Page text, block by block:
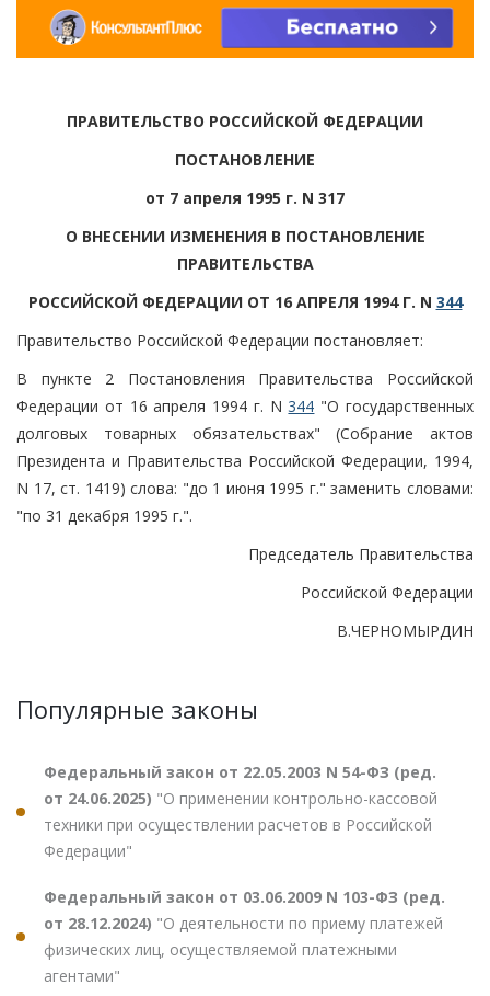
ПРАВИТЕЛЬСТВО РОССИЙСКОЙ ФЕДЕРАЦИИ
ПОСТАНОВЛЕНИЕ
от 7 апреля 1995 г. N 317
О ВНЕСЕНИИ ИЗМЕНЕНИЯ В ПОСТАНОВЛЕНИЕ
ПРАВИТЕЛЬСТВА
РОССИЙСКОЙ ФЕДЕРАЦИИ ОТ 16 АПРЕЛЯ 1994 Г. N 344
Правительство Российской Федерации постановляет:
В пункте 2 Постановления Правительства Российской
Федерации от 16 апреля 1994 г. N344 "О государственных
долговых товарных обязательствах" (Собрание актов
Президента и Правительства Российской Федерации, 1994,
N 17, ст. 1419) слова: "до 1 июня 1995 г." заменить словами:
"по 31 декабря 1995 г.".
Председатель Правительства
Российской Федерации
В.ЧЕРНОМЫРДИН
Популярные законы
Федеральный закон от 22.05.2003 N 54-ФЗ (ред.
от 24.06.2025) "О применении контрольно-кассовой
техники при осуществлении расчетов в Российской
Федерации"
Федеральный закон от 03.06.2009 N 103-ФЗ (ред.
от 28.12.2024) "О деятельности по приему платежей
физических лиц, осуществляемой платежными
агентами"